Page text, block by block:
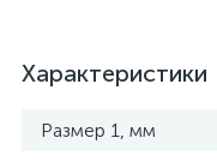
Характеристики
Размер 1, мм